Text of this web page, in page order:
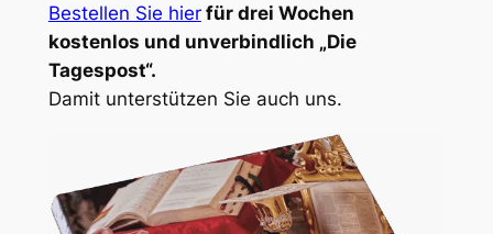
Bestellen Sie hier für drei Wochen
kostenlos und unverbindlich „Die
Tagespost“.
Damit unterstützen Sie auch uns.